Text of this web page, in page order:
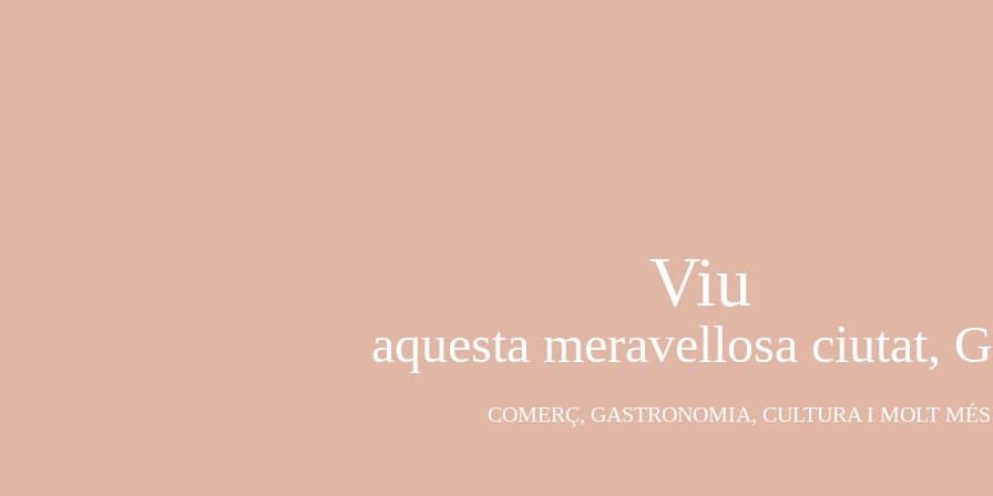
Viu
aquesta meravellosa ciutat,
COMERÇ, GASTRONOMIA, CULTURA I MOLT MÉS